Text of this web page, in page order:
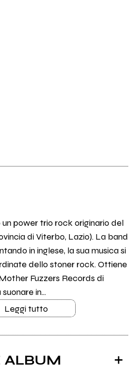
power trio rock originario del
di Viterbo, Lazio). La band
in inglese, la sua musica si
dello stoner rock. Ottiene
Fuzzers Records di
in...
Leggi tutto
ALBUM